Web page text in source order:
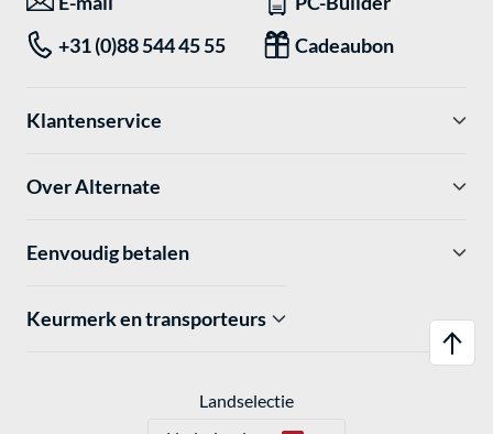
+31 (0)88 544 45 55
Cadeaubon
Klantenservice
Over Alternate
Eenvoudig betalen
Keurmerk en transporteurs
Landselectie